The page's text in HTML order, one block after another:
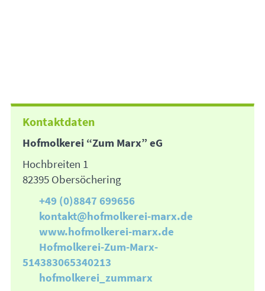
Kontaktdaten
Hofmolkerei “Zum Marx” eG
Hochbreiten 1
82395 Obersöchering
+49 (0)8847 699656
kontakt@hofmolkerei-marx.de
www.hofmolkerei-marx.de
Hofmolkerei-Zum-Marx-
514383065340213
hofmolkerei_zummarx